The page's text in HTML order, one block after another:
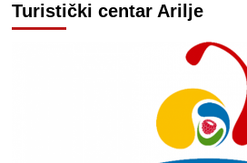
Turistički centar Arilje